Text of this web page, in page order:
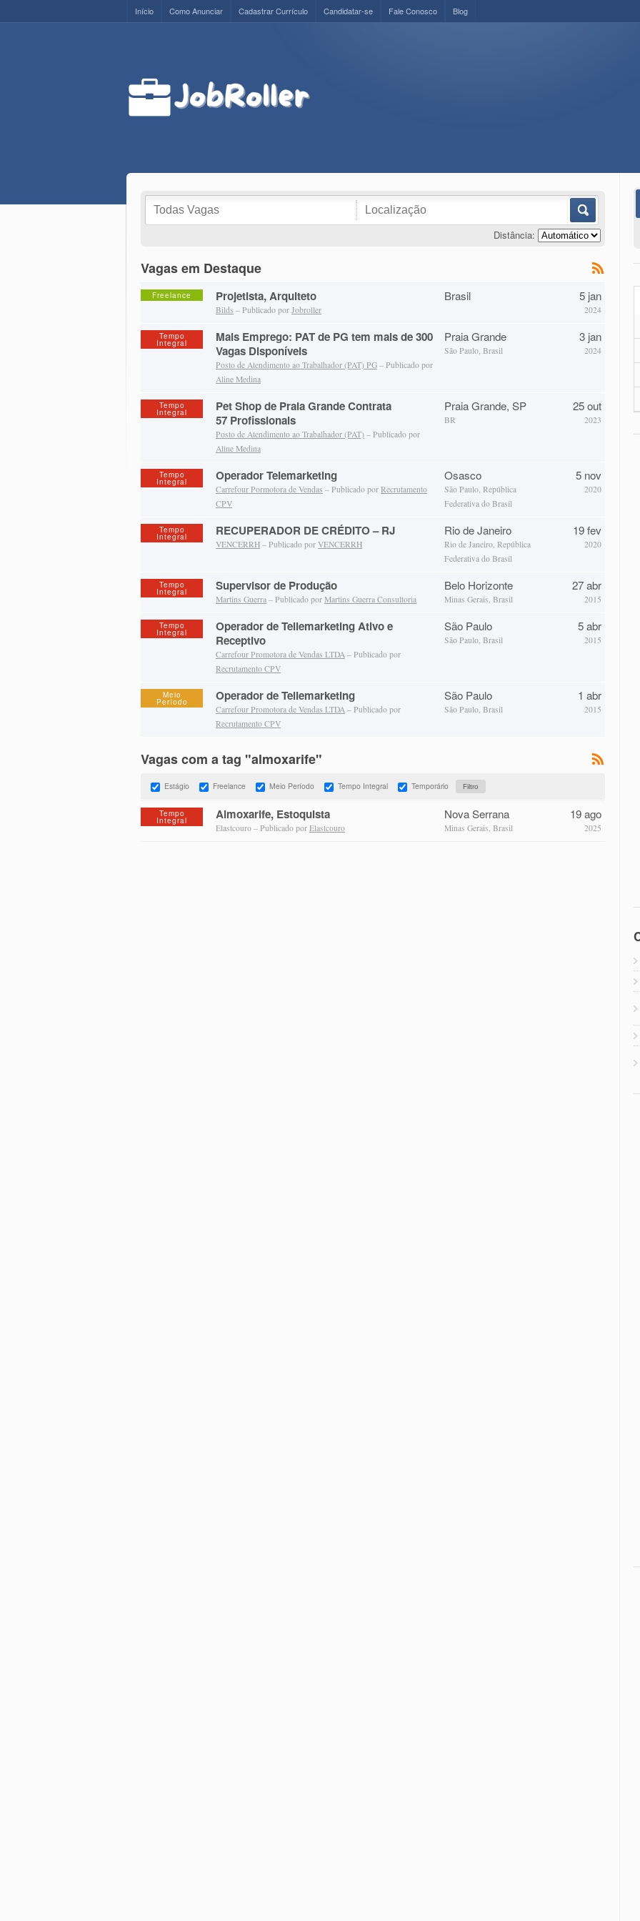
Início Como Anunciar Cadastrar Currículo Candidatar-se Fale Conosco Blog
Distância:
Vagas em Destaque
Freelance Projetista, Arquiteto
Bilds – Publicado por Jobroller
Brasil 5 jan
2024
Tempo
Integral
Mais Emprego: PAT de PG tem mais de 300
Vagas Disponíveis
Posto de Atendimento ao Trabalhador (PAT) PG – Publicado por
Aline Medina
Praia Grande
São Paulo, Brasil
3 jan
2024
Tempo
Integral
Pet Shop de Praia Grande Contrata
57 Profissionais
Posto de Atendimento ao Trabalhador (PAT) – Publicado por
Aline Medina
Praia Grande, SP
BR
25 out
2023
Tempo
Integral Operador Telemarketing
Carrefour Pormotora de Vendas – Publicado por Recrutamento
CPV
Osasco
São Paulo, República
Federativa do Brasil
5 nov
2020
Tempo
Integral RECUPERADOR DE CRÉDITO – RJ
VENCERRH – Publicado por VENCERRH
Rio de Janeiro
Rio de Janeiro, República
Federativa do Brasil
19 fev
2020
Tempo
Integral Supervisor de Produção
Martins Guerra – Publicado por Martins Guerra Consultoria
Belo Horizonte
Minas Gerais, Brasil
27 abr
2015
Tempo
Integral
Operador de Tellemarketing Ativo e
Receptivo
Carrefour Promotora de Vendas LTDA – Publicado por
Recrutamento CPV
São Paulo
São Paulo, Brasil
5 abr
2015
Meio
Período Operador de Tellemarketing
Carrefour Promotora de Vendas LTDA – Publicado por
Recrutamento CPV
São Paulo
São Paulo, Brasil
1 abr
2015
Vagas com a tag "almoxarife"
Estágio Freelance Meio Período Tempo Integral Temporário
Tempo
Integral Almoxarife, Estoquista
Elastcouro – Publicado por Elastcouro
Nova Serrana
Minas Gerais, Brasil
19 ago
2025